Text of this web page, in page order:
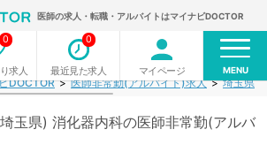
医師の求人・転職・アルバイトはマイナビDOCTOR
求人
0
最近見た求人
0
マイページ MENU
DOCTOR 医師非常勤(アルバイト)求人 埼玉県
玉県) 消化器内科の医師非常勤(アルバ